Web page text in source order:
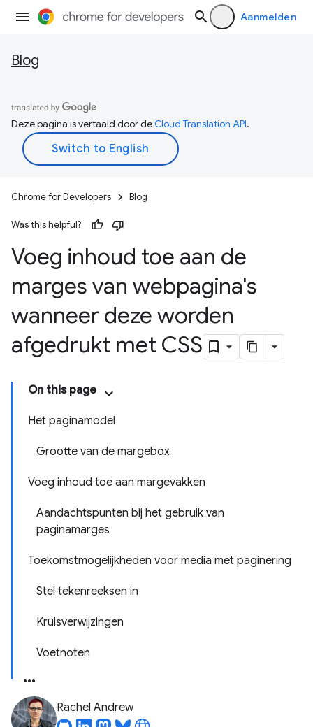
Aanmelden
Blog
Deze pagina is vertaald door deCloud Translation API.
Chrome for Developers Blog
Was this helpful?
Voeg inhoud toe aan de
marges van webpagina's
wanneer deze worden
afgedrukt met CSS
On this page
Het paginamodel
Grootte van de margebox
Voeg inhoud toe aan margevakken
Aandachtspunten bij het gebruik van
paginamarges
Toekomstmogelijkheden voor media met paginering
Stel tekenreeksen in
Kruisverwijzingen
Voetnoten
Rachel Andrew